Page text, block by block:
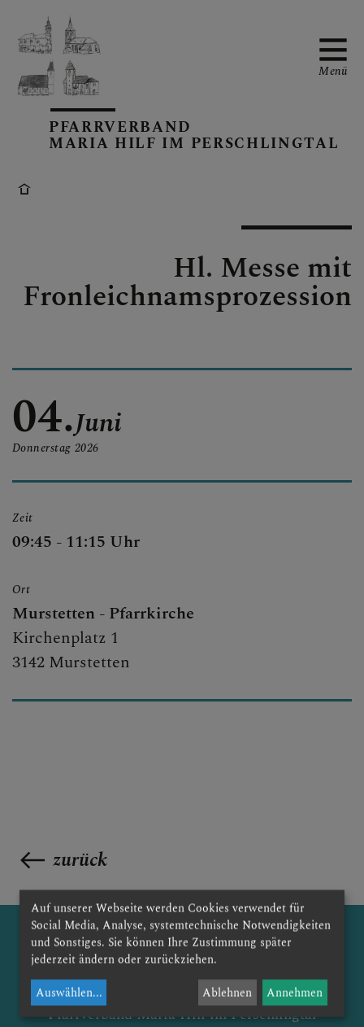
PFARRVERBANDS-
UNSERE PFARREN
PFARRVERBAND
MARIA HILF IM PERSCHLINGTAL
Menü
Hl. Messe mit
Fronleichnamsprozession
04.
Donnerstag
Juni
2026
Zeit
09:45 - 11:15 Uhr
Ort
Murstetten - Pfarrkirche
Kirchenplatz 1
3142 Murstetten
zurück
Pfarrverband Maria Hilf im Perschlingtal
Auf unserer Webseite werden Cookies verwendet für
Social Media, Analyse, systemtechnische Notwendigkeiten
und Sonstiges. Sie können Ihre Zustimmung später
jederzeit ändern oder zurückziehen.
Auswählen... Ablehnen Annehmen